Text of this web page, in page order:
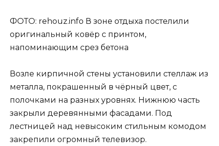
ФОТО: rehouz.info В зоне отдыха постелили
оригинальный ковёр с принтом,
напоминающим срез бетона
Возле кирпичной стены установили стеллаж из
металла, покрашенный в чёрный цвет, с
полочками на разных уровнях. Нижнюю часть
закрыли деревянными фасадами. Под
лестницей над невысоким стильным комодом
закрепили огромный телевизор.